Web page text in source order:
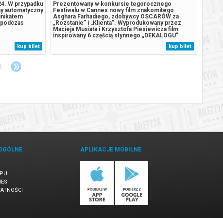
W przypadku
automatyczny
kup bilet
Prezentowany w konkursie tegorocznego
Festiwalu w Cannes nowy film znakomitego
Asghara Farhadiego, zdobywcy OSCARÓW za
„Rozstanie” i „Klienta”. Wyprodukowany przez
Macieja Musiała i Krzysztofa Piesiewicza film
inspirowany 6 częścią słynnego „DEKALOGU”
Krzysztofa Kieślowskiego. Gwiazdorska obsada w
niebezpiecznych konsekwencjach igrania z
kup bilet
APLIKACJE MOBILNE